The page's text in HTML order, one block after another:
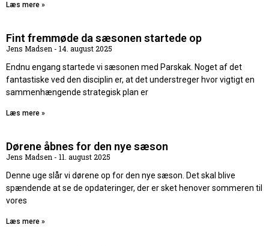
Læs mere »
Fint fremmøde da sæsonen startede op
Jens Madsen
14. august 2025
Endnu engang startede vi sæsonen med Parskak. Noget af det
fantastiske ved den disciplin er, at det understreger hvor vigtigt en
sammenhængende strategisk plan er
Læs mere »
Dørene åbnes for den nye sæson
Jens Madsen
11. august 2025
Denne uge slår vi dørene op for den nye sæson. Det skal blive
spændende at se de opdateringer, der er sket henover sommeren til
vores
Læs mere »